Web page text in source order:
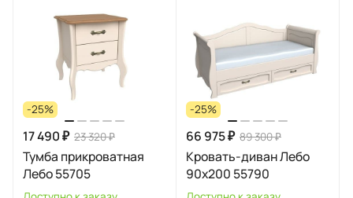
-25%
17 490 ₽ 23 320 ₽
Тумба прикроватная
Лебо 55705
-25%
66 975 ₽ 89 300 ₽
Кровать-диван Лебо
90х200 55790